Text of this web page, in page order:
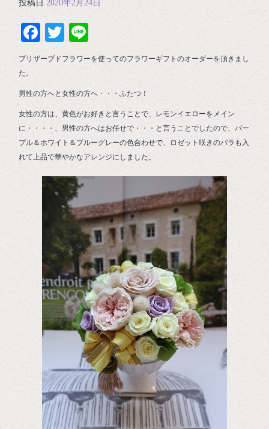
投稿日 2020年2月24日
Facebook
Twitter
プリザーブドフラワーを使ってのフラワーギフトのオーダーを頂きまし
た。
男性の方へと女性の方へ・・・ふたつ！
女性の方は、黄色がお好きと言うことで、レモンイエローをメイン
に・・・・、男性の方へはお任せで・・・と言うことでしたので、パー
プル＆ホワイト＆ブルーグレーの色合わせで、ロゼット咲きのバラも入
れて上品で華やかなアレンジにしました。